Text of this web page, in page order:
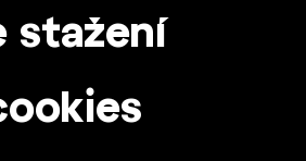
stažení